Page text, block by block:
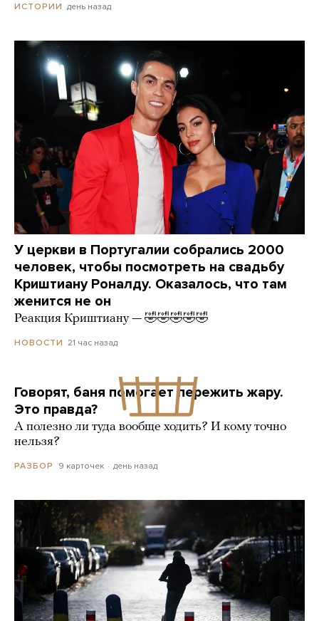
ИСТОРИИ день назад
У церкви в Португалии собрались 2000
человек, чтобы посмотреть на свадьбу
Криштиану Роналду. Оказалось, что там
женится не он
Реакция Криштиану — 🤣🤣🤣🤣🤣
НОВОСТИ 21 час назад
Говорят, баня помогает пережить жару.
Это правда?
А полезно ли туда вообще ходить? И кому точно
нельзя?
РАЗБОР 9 карточек день назад